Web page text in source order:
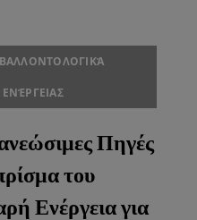
Πηγές
του
Ενέργεια για